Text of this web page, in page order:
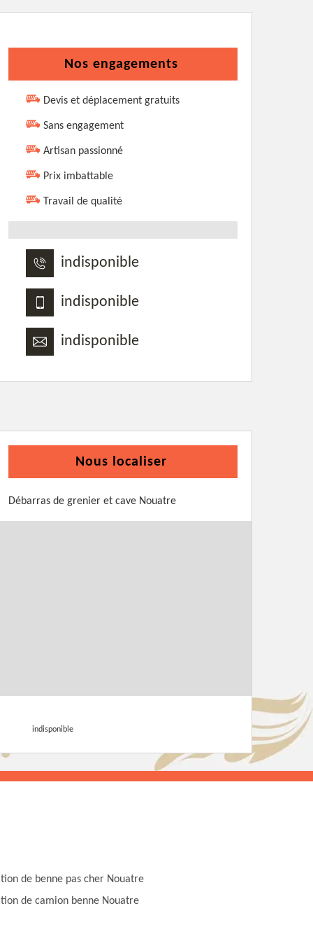
Nos engagements
Devis et déplacement gratuits
Sans engagement
Artisan passionné
Prix imbattable
Travail de qualité
indisponible
indisponible
indisponible
Nous localiser
Débarras de grenier et cave Nouatre
indisponible
de benne pas cher Nouatre
de camion benne Nouatre